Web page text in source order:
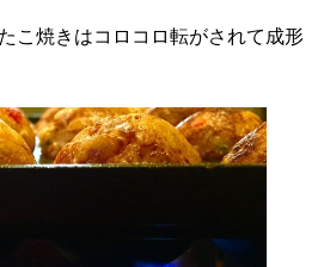
こ焼きはコロコロ転がされて成形